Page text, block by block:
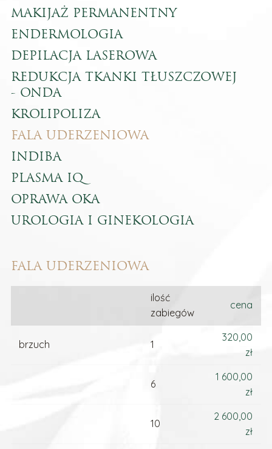
MAKIJAŻ PERMANENTNY
ENDERMOLOGIA
DEPILACJA LASEROWA
REDUKCJA TKANKI TŁUSZCZOWEJ
- ONDA
KROLIPOLIZA
FALA UDERZENIOWA
INDIBA
PLASMA IQ
OPRAWA OKA
UROLOGIA I GINEKOLOGIA
FALA UDERZENIOWA
ilość
zabiegów
cena
brzuch 1
320,00
zł
6
1 600,00
zł
10
2 600,00
zł